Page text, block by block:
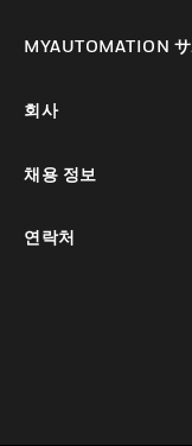
MYAUTOMATION サ
회사
채용 정보
연락처